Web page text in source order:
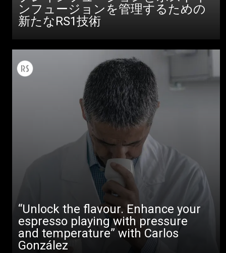
ンフュージョンを管理するための
新たなRS1技術
“Unlock the flavour. Enhance your
espresso playing with pressure
and temperature” with Carlos
González